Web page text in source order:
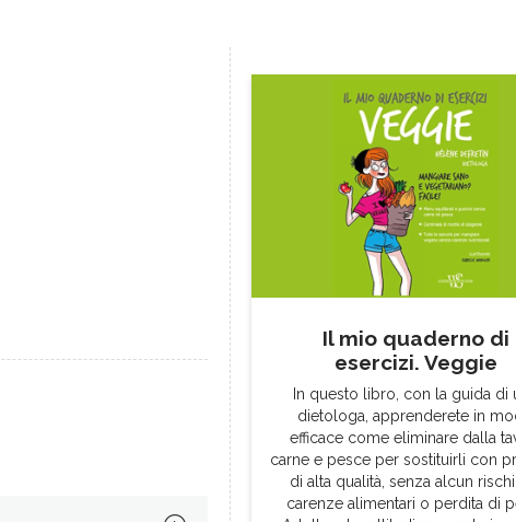
Il mio quaderno di
esercizi. Veggie
In questo libro, con la guida di
dietologa, apprenderete in
efficace come eliminare dalla
carne e pesce per sostituirli con
di alta qualità, senza alcun
carenze alimentari o perdita di